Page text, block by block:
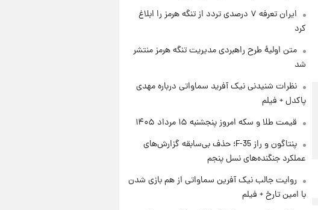
ایران تعرفه ۷ درصدی تردد از تنگه هرمز را ابلاغ
کرد
متن اولیۀ طرح راهبردی مدیریت تنگه هرمز منتشر
شد
نظرات شنیدنی نیک آفرید سماواتی درباره مهدی
پاکدل + فیلم
قیمت طلا و سکه امروز پنجشنبه ۱۵ مرداد ۱۴۰۵
پنتاگون و راز F-35؛ حذف بی‌سابقه گزارش‌های
عملکرد جنگنده‌های نسل پنجم
روایت جالب نیک آفرین سماواتی از هم بازی شدن
با امین تارخ + فیلم